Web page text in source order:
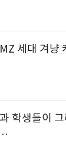
세대 겨냥
학생들이